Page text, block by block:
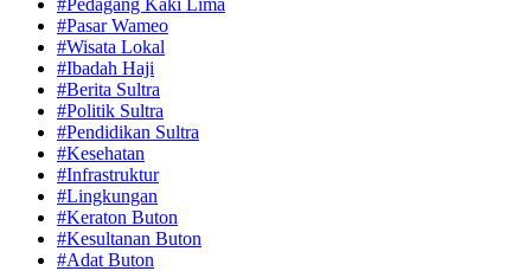
#Pasar Wameo
#Wisata Lokal
#Ibadah Haji
#Berita Sultra
#Politik Sultra
#Pendidikan Sultra
#Kesehatan
#Infrastruktur
#Lingkungan
#Keraton Buton
#Kesultanan Buton
#Adat Buton